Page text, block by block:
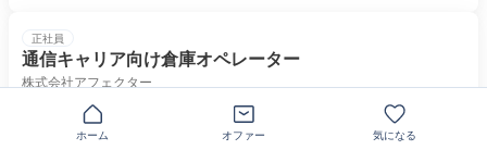
正社員
通信キャリア向け倉庫オペレーター
株式会社アフェクター
【45歳未満限定】Not visa Support 週休2日
ホーム オファー 気になる